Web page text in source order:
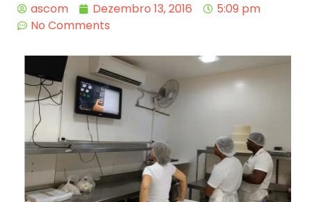
ascom Dezembro 13, 2016
5:09 pm
No Comments